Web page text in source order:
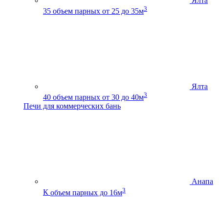
35 объем парных от 25 до 35м3
Ялта
40 объем парных от 30 до 40м3
Печи для коммерческих бань
Анапа
К объем парных до 16м3